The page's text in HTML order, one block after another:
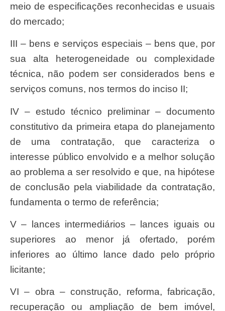
meio de especificações reconhecidas e usuais
do mercado;
III – bens e serviços especiais – bens que, por
sua alta heterogeneidade ou complexidade
técnica, não podem ser considerados bens e
serviços comuns, nos termos do inciso II;
IV – estudo técnico preliminar – documento
constitutivo da primeira etapa do planejamento
de uma contratação, que caracteriza o
interesse público envolvido e a melhor solução
ao problema a ser resolvido e que, na hipótese
de conclusão pela viabilidade da contratação,
fundamenta o termo de referência;
V – lances intermediários – lances iguais ou
superiores ao menor já ofertado, porém
inferiores ao último lance dado pelo próprio
licitante;
VI – obra – construção, reforma, fabricação,
recuperação ou ampliação de bem imóvel,